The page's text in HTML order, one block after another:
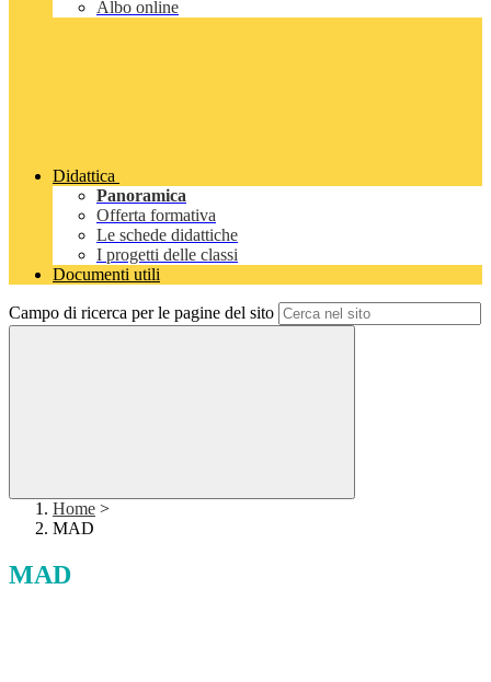
Albo online
Didattica
Panoramica
Offerta formativa
Le schede didattiche
I progetti delle classi
Documenti utili
Campo di ricerca per le pagine del sito
Home >
MAD
MAD